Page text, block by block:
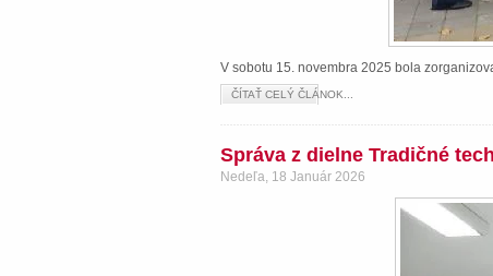
V sobotu 15. novembra 2025 bola
ČÍTAŤ CELÝ ČLÁNOK...
Správa z dielne Tradičné
Nedeľa, 18 Január 2026